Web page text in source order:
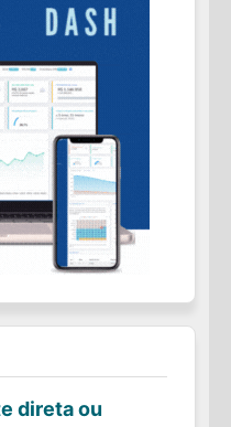
direta ou